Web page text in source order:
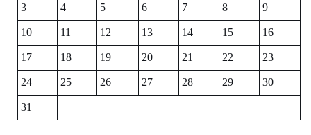
3
4 5 6 7 8
9
10
11 12 13 14 15
16
17
18 19 20 21 22
23
24
25 26 27 28 29
30
31